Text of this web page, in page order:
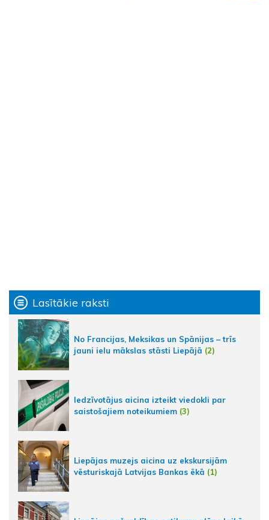
Lasītākie raksti
No Francijas, Meksikas un Spānijas – trīs
jauni ielu mākslas stāsti Liepājā (2)
Iedzīvotājus aicina izteikt viedokli par
saistošajiem noteikumiem (3)
Liepājas muzejs aicina uz ekskursijām
vēsturiskajā Latvijas Bankas ēkā (1)